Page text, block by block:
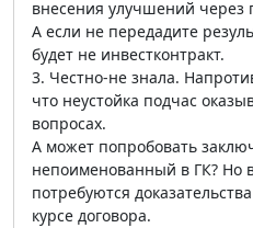
внесения улучшений через
А если не передадите
будет не инвестконтракт.
3. Честно-не знала.
что неустойка подчас
вопросах.
А может попробовать
непоименованный в ГК? Но
потребуются
курсе договора.